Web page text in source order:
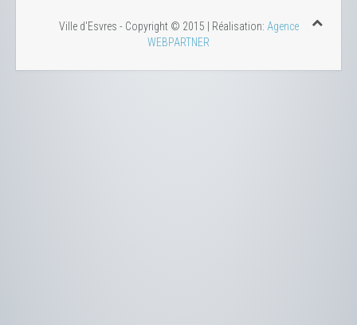
Ville d'Esvres - Copyright © 2015 | Réalisation: Agence
WEBPARTNER